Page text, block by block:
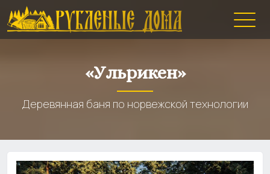
«Ульрикен»
Деревянная баня по норвежской технологии